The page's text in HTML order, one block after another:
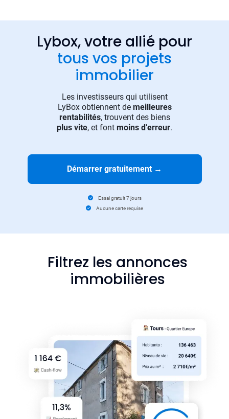
Lybox, votre allié pour
tous vos projets
immobilier
Les investisseurs qui utilisent
LyBox obtiennent de meilleures
rentabilités, trouvent des biens
plus vite, et font moins d’erreur.
Démarrer gratuitement →
Essai gratuit 7 jours
Aucune carte requise
Filtrez les annonces
immobilières